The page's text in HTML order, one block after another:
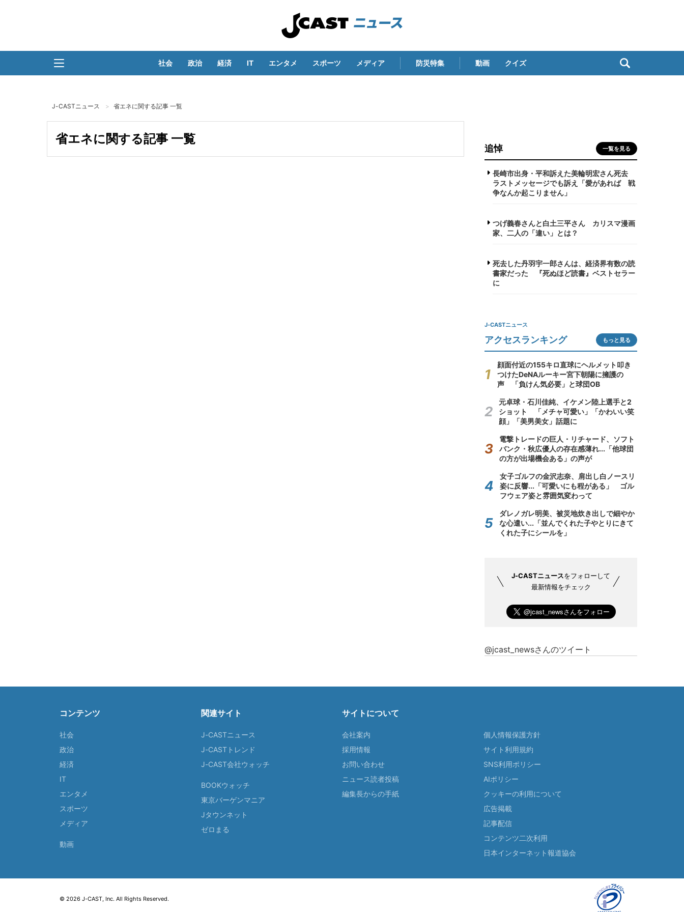
社会 政治 経済 IT エンタメ スポーツ メディア 防災特集 動画 クイズ
J-CASTニュース 省エネに関する記事 一覧
省エネに関する記事 一覧
追悼 一覧を見る
長崎市出身・平和訴えた美輪明宏さん死去
ラストメッセージでも訴え「愛があれば 戦
争なんか起こりません」
つげ義春さんと白土三平さん カリスマ漫画
家、二人の「違い」とは？
死去した丹羽宇一郎さんは、経済界有数の読
書家だった 『死ぬほど読書』ベストセラー
に
J-CASTニュース
アクセスランキング もっと見る
顔面付近の155キロ直球にヘルメット叩き
つけたDeNAルーキー宮下朝陽に擁護の
声 「負けん気必要」と球団OB
元卓球・石川佳純、イケメン陸上選手と2
ショット 「メチャ可愛い」「かわいい笑
顔」「美男美女」話題に
電撃トレードの巨人・リチャード、ソフト
バンク・秋広優人の存在感薄れ...「他球団
の方が出場機会ある」の声が
女子ゴルフの金沢志奈、肩出し白ノースリ
姿に反響...「可愛いにも程がある」 ゴル
フウェア姿と雰囲気変わって
ダレノガレ明美、被災地炊き出しで細やか
な心遣い...「並んでくれた子やとりにきて
くれた子にシールを」
J-CASTニュースをフォローして
最新情報をチェック
@jcast_newsさんのツイート
コンテンツ
社会
政治
経済
IT
エンタメ
スポーツ
メディア
動画
関連サイト
J-CASTニュース
J-CASTトレンド
J-CAST会社ウォッチ
BOOKウォッチ
東京バーゲンマニア
Jタウンネット
ゼロまる
サイトについて
会社案内
採用情報
お問い合わせ
ニュース読者投稿
編集長からの手紙
個人情報保護方針
サイト利用規約
SNS利用ポリシー
AIポリシー
クッキーの利用について
広告掲載
記事配信
コンテンツ二次利用
日本インターネット報道協会
© 2026 J-CAST, Inc. All Rights Reserved.